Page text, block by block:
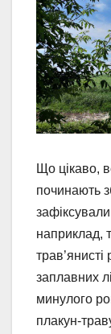
Що цікаво,
починають
наприклад,
трав’янисті
заплавних
минулого
плакун-